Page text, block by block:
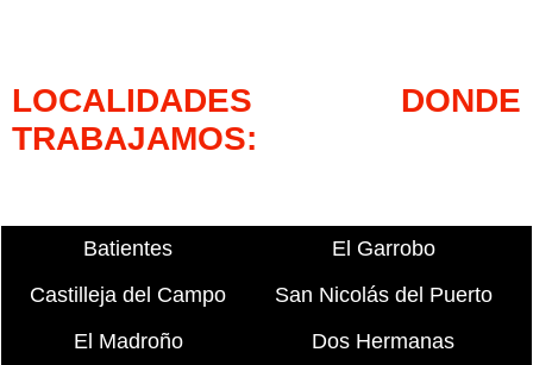
LOCALIDADES DONDE
TRABAJAMOS:
Batientes
El Garrobo
Castilleja del Campo
San Nicolás del Puerto
El Madroño
Dos Hermanas